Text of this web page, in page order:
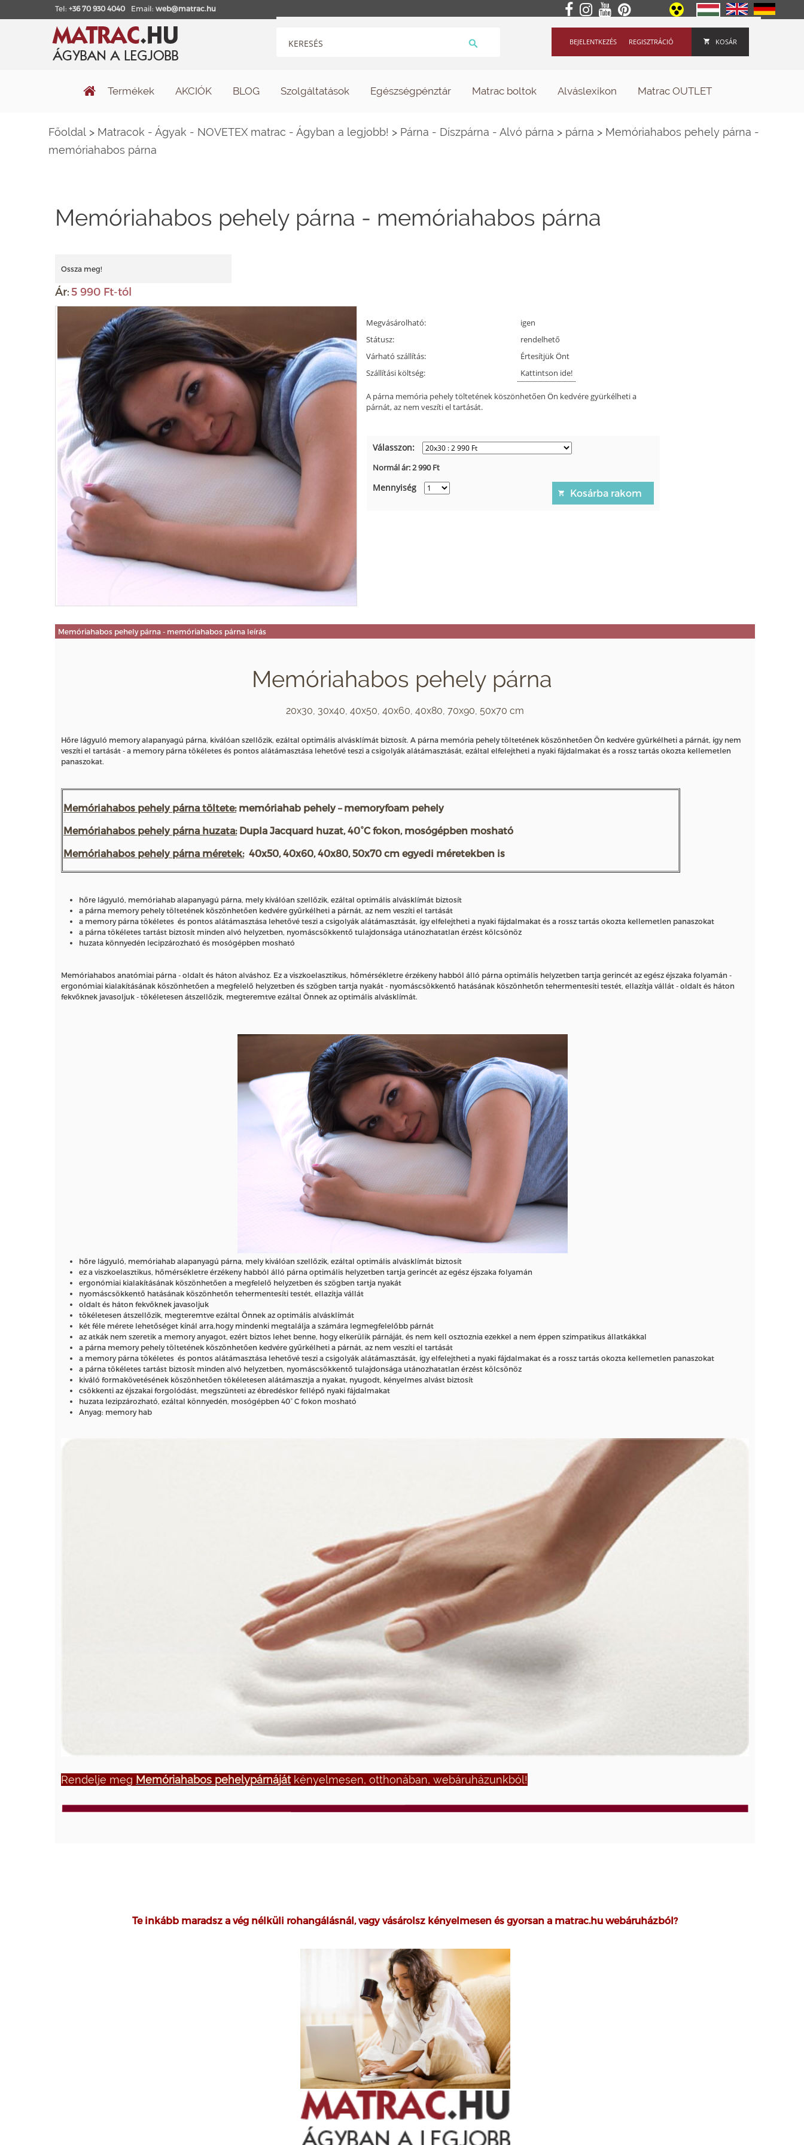
Tel: +36 70 930 4040 Email: web@matrac.hu
KOSÁR
REGISZTRÁCIÓ
BEJELENTKEZÉS
Termékek AKCIÓK BLOG Szolgáltatások Egészségpénztár Matrac boltok Alváslexikon Matrac OUTLET
Főoldal > Matracok - Ágyak - NOVETEX matrac - Ágyban a legjobb! > Párna - Díszpárna - Alvó párna > párna > Memóriahabos pehely párna -
memóriahabos párna
Memóriahabos pehely párna - memóriahabos párna
Ossza meg!
Ár: 5 990 Ft-tól
Megvásárolható:
igen
Státusz:
rendelhető
Várható szállítás:
Értesítjük Önt
Szállítási költség:
Kattintson ide!
A párna memória pehely töltetének köszönhetően Ön kedvére gyürkélheti a
párnát, az nem veszíti el tartását.
Válasszon:
Normál ár:2 990Ft
Mennyiség
Memóriahabos pehely párna - memóriahabos párna leírás
Memóriahabos pehely párna
20x30, 30x40, 40x50, 40x60, 40x80, 70x90, 50x70 cm
Hőre lágyuló memory alapanyagú párna, kiválóan szellőzik, ezáltal optimális alvásklímát biztosít. A párna memória pehely töltetének köszönhetően Ön kedvére gyürkélheti a párnát, így nem
veszíti el tartását - a memory párna tökéletes és pontos alátámasztása lehetővé teszi a csigolyák alátámasztását, ezáltal elfelejtheti a nyaki fájdalmakat és a rossz tartás okozta kellemetlen
panaszokat.
Memóriahabos pehely párna töltete:memóriahab pehely – memoryfoam pehely
Memóriahabos pehely párna huzata:Dupla Jacquard huzat, 40°C fokon, mosógépben mosható
Memóriahabos pehely párna méretek:40x50, 40x60, 40x80, 50x70 cm egyedi méretekben is
hőre lágyuló, memóriahab alapanyagú párna, mely kiválóan szellőzik, ezáltal optimális alvásklímát biztosít
a párna memory pehely töltetének köszönhetően kedvére gyűrkélheti a párnát, az nem veszíti el tartását
a memory párna tökéletes és pontos alátámasztása lehetővé teszi a csigolyák alátámasztását, így elfelejtheti a nyaki fájdalmakat és a rossz tartás okozta kellemetlen panaszokat
a párna tökéletes tartást biztosít minden alvó helyzetben, nyomáscsökkentő tulajdonsága utánozhatatlan érzést kölcsönöz
huzata könnyedén lecipzározható és mosógépben mosható
Memóriahabos anatómiai párna - oldalt és háton alváshoz. Ez a viszkoelasztikus, hőmérsékletre érzékeny habból álló párna optimális helyzetben tartja gerincét az egész éjszaka folyamán -
ergonómiai kialakításának köszönhetően a megfelelő helyzetben és szögben tartja nyakát - nyomáscsökkentő hatásának köszönhetőn tehermentesíti testét, ellazítja vállát - oldalt és háton
fekvőknek javasoljuk - tökéletesen átszellőzik, megteremtve ezáltal Önnek az optimális alvásklímát.
hőre lágyuló, memóriahab alapanyagú párna, mely kiválóan szellőzik, ezáltal optimális alvásklímát biztosít
ez a viszkoelasztikus, hőmérsékletre érzékeny habból álló párna optimális helyzetben tartja gerincét az egész éjszaka folyamán
ergonómiai kialakításának köszönhetően a megfelelő helyzetben és szögben tartja nyakát
nyomáscsökkentő hatásának köszönhetőn tehermentesíti testét, ellazítja vállát
oldalt és háton fekvőknek javasoljuk
tökéletesen átszellőzik, megteremtve ezáltal Önnek az optimális alvásklímát
két féle mérete lehetőséget kínál arra,hogy mindenki megtalálja a számára legmegfelelőbb párnát
az atkák nem szeretik a memory anyagot, ezért biztos lehet benne, hogy elkerülik párnáját, és nem kell osztoznia ezekkel a nem éppen szimpatikus állatkákkal
a párna memory pehely töltetének köszönhetően kedvére gyűrkélheti a párnát, az nem veszíti el tartását
a memory párna tökéletes és pontos alátámasztása lehetővé teszi a csigolyák alátámasztását, így elfelejtheti a nyaki fájdalmakat és a rossz tartás okozta kellemetlen panaszokat
a párna tökéletes tartást biztosít minden alvó helyzetben, nyomáscsökkentő tulajdonsága utánozhatatlan érzést kölcsönöz
kiváló formakövetésének köszönhetően tökéletesen alátámasztja a nyakat, nyugodt, kényelmes alvást biztosít
csökkenti az éjszakai forgolódást, megszünteti az ébredéskor fellépő nyaki fájdalmakat
huzata lezipzározható, ezáltal könnyedén, mosógépben 40° C fokon mosható
Anyag: memory hab
Rendelje meg Memóriahabos pehelypárnáját kényelmesen, otthonában, webáruházunkból!
Te inkább maradsz a vég nélküli rohangálásnál, vagy vásárolsz kényelmesen és gyorsan a matrac.hu webáruházból?